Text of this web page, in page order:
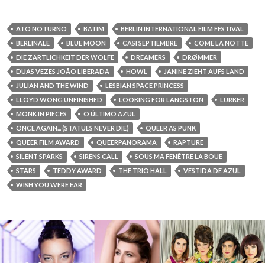
ATO NOTURNO BATIM
BERLIN INTERNATIONAL FILM FESTIVAL
BERLINALE
BLUE MOON CASI SEPTIEMBRE
COME LA NOTTE
DIE ZÄRTLICHKEIT DER WÖLFE
DREAMERS
DRØMMER
DUAS VEZES JOÃO LIBERADA
HOWL
JANINE ZIEHT AUFS LAND
JULIAN AND THE WIND
LESBIAN SPACE PRINCESS
LLOYD WONG UNFINISHED
LOOKING FOR LANGSTON
LURKER
MONK IN PIECES
O ÚLTIMO AZUL
ONCE AGAIN... (STATUES NEVER DIE)
QUEER AS PUNK
QUEER FILM AWARD
QUEERPANORAMA
RAPTURE
SILENT SPARKS
SIRENS CALL
SOUS MA FENÊTRE LA BOUE
STARS
TEDDY AWARD THE TRIO HALL
VESTIDA DE AZUL
WISH YOU WERE EAR